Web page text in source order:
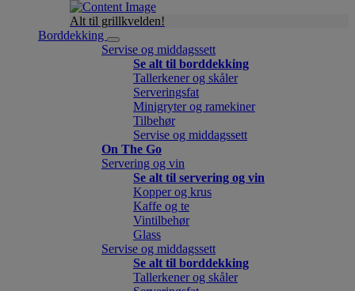
Alt til grillkvelden!
Borddekking
Servise og middagssett
Se alt til borddekking
Tallerkener og skåler
Serveringsfat
Minigryter og ramekiner
Tilbehør
Servise og middagssett
On The Go
Servering og vin
Se alt til servering og vin
Kopper og krus
Kaffe og te
Vintilbehør
Glass
Servise og middagssett
Se alt til borddekking
Tallerkener og skåler